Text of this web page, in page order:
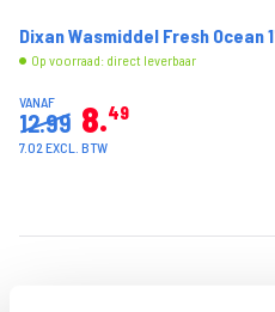
Dixan Wasmiddel Fresh Ocean
Op voorraad: direct leverbaar
VANAF
12.99 8 49
7.02 EXCL. BTW